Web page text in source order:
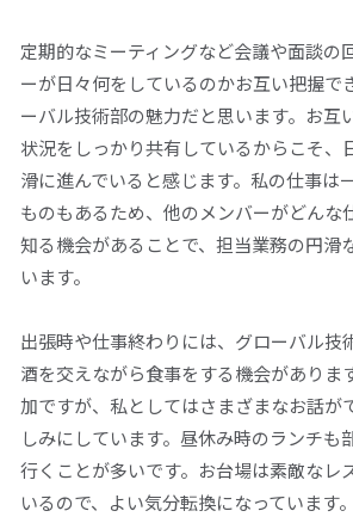
定期的なミーティングなど会議や面談の
ーが日々何をしているのかお互い把握で
ーバル技術部の魅力だと思います。お互
状況をしっかり共有しているからこそ、
滑に進んでいると感じます。私の仕事は
ものもあるため、他のメンバーがどんな
知る機会があることで、担当業務の円滑
います。
出張時や仕事終わりには、グローバル技
酒を交えながら食事をする機会がありま
加ですが、私としてはさまざまなお話が
しみにしています。昼休み時のランチも
行くことが多いです。お台場は素敵なレ
いるので、よい気分転換になっています